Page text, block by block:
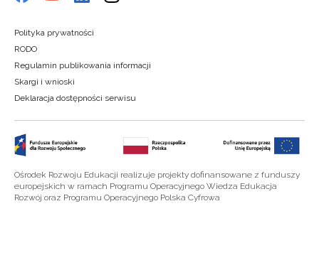
Polityka prywatności
RODO
Regulamin publikowania informacji
Skargi i wnioski
Deklaracja dostępności serwisu
Ośrodek Rozwoju Edukacji realizuje projekty dofinansowane z funduszy
europejskich w ramach Programu Operacyjnego Wiedza Edukacja
Rozwój oraz Programu Operacyjnego Polska Cyfrowa